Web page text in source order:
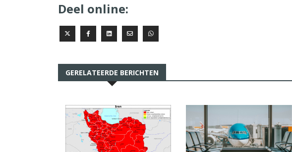
Deel online:
GERELATEERDE BERICHTEN